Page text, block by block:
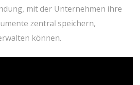
mit der Unternehmen ihre
zentral speichern,
können.